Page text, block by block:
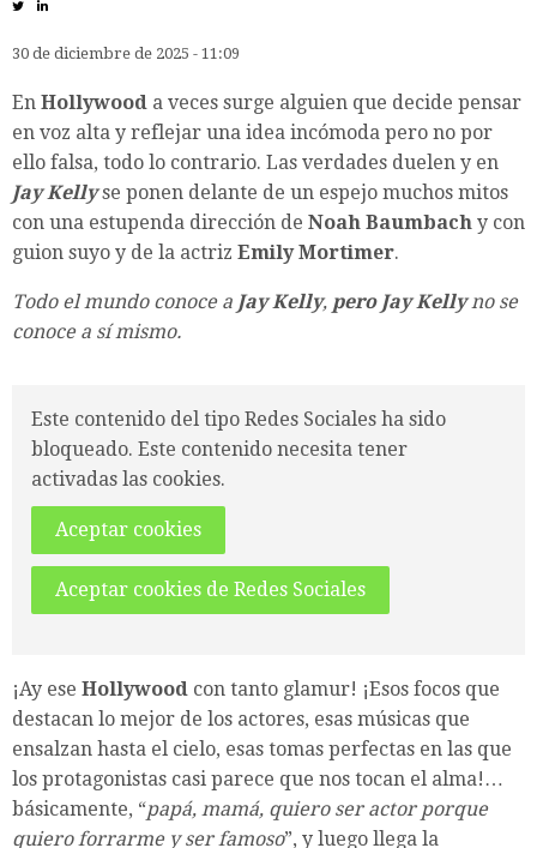
30 de diciembre de 2025 - 11:09
En Hollywood a veces surge alguien que decide pensar
en voz alta y reflejar una idea incómoda pero no por
ello falsa, todo lo contrario. Las verdades duelen y en
Jay Kellyse ponen delante de un espejo muchos mitos
con una estupenda dirección de Noah Baumbach y con
guion suyo y de la actriz Emily Mortimer.
Todo el mundo conoce a Jay Kelly, pero Jay Kellyno se
conoce a sí mismo.
Este contenido del tipo Redes Sociales ha sido
bloqueado. Este contenido necesita tener
activadas las cookies.
Aceptar cookies
Aceptar cookies de Redes Sociales
¡Ay ese Hollywood con tanto glamur! ¡Esos focos que
destacan lo mejor de los actores, esas músicas que
ensalzan hasta el cielo, esas tomas perfectas en las que
los protagonistas casi parece que nos tocan el alma!…
básicamente, “papá, mamá, quiero ser actor porque
quiero forrarme y ser famoso”, y luego llega la